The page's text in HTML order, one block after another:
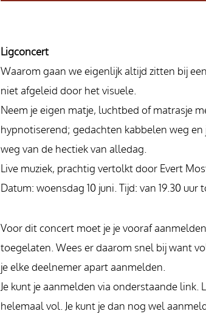
Ligconcert
Waarom gaan we eigenlijk altijd zitten bij
niet afgeleid door het visuele.
Neem je eigen matje, luchtbed of matrasje
hypnotiserend; gedachten kabbelen weg
weg van de hectiek van alledag.
Live muziek, prachtig vertolkt door Evert
Datum: woensdag 10 juni. Tijd: van 19.30
Voor dit concert moet je je vooraf
toegelaten. Wees er daarom snel bij want
je elke deelnemer apart aanmelden.
Je kunt je aanmelden via onderstaande
helemaal vol. Je kunt je dan nog wel